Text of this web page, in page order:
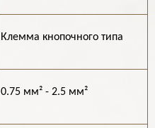
Клемма кнопочного типа
0.75 мм² - 2.5 мм²